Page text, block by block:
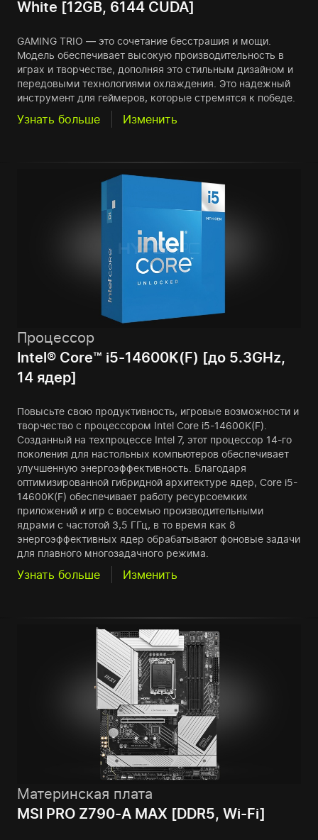
White [12GB, 6144 CUDA]
GAMING TRIO — это сочетание бесстрашия и мощи.
Модель обеспечивает высокую производительность в
играх и творчестве, дополняя это стильным дизайном и
передовыми технологиями охлаждения. Это надежный
инструмент для геймеров, которые стремятся к победе.
Узнать больше Изменить
Процессор
Intel® Core™ i5-14600K(F) [до 5.3GHz,
14 ядер]
Повысьте свою продуктивность, игровые возможности и
творчество с процессором Intel Core i5-14600K(F).
Созданный на техпроцессе Intel 7, этот процессор 14-го
поколения для настольных компьютеров обеспечивает
улучшенную энергоэффективность. Благодаря
оптимизированной гибридной архитектуре ядер, Core i5-
14600K(F) обеспечивает работу ресурсоемких
приложений и игр с восемью производительными
ядрами с частотой 3,5 ГГц, в то время как 8
энергоэффективных ядер обрабатывают фоновые задачи
для плавного многозадачного режима.
Узнать больше Изменить
Материнская плата
MSI PRO Z790-A MAX [DDR5, Wi-Fi]